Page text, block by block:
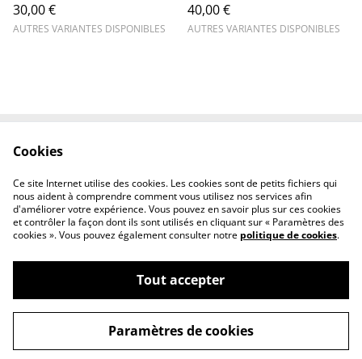
30,00 €
AUTRES VARIANTES DISPONIBLES
40,00 €
AUTRES VARIANTES DISPONIBLES
Politique de
confidentialité
Politique de cookies
©2026AB38
powered by
Cookies
Ce site Internet utilise des cookies. Les cookies sont de petits fichiers qui
nous aident à comprendre comment vous utilisez nos services afin
d'améliorer votre expérience. Vous pouvez en savoir plus sur ces cookies
et contrôler la façon dont ils sont utilisés en cliquant sur « Paramètres des
cookies ». Vous pouvez également consulter notre politique de cookies.
Tout accepter
Paramètres de cookies